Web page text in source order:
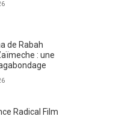
de Rabah
: une
Radical Film